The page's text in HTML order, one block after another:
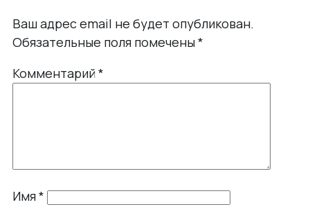
Ваш адрес email не будет опубликован.
Обязательные поля помечены*
Комментарий*
Имя*